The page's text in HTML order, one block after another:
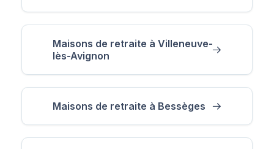
Maisons de retraite à Villeneuve-
lès-Avignon
Maisons de retraite à Bessèges